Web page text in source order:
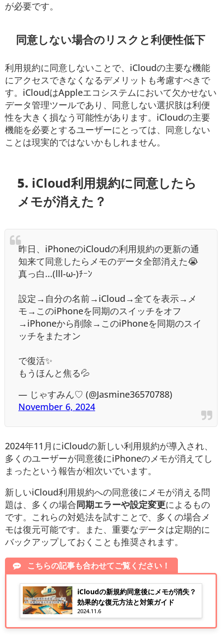
が必要です。
同意しない場合のリスクと利便性低下
利用規約に同意しないことで、iCloudの主要な機能
にアクセスできなくなるデメリットも考慮すべきで
す。iCloudはAppleエコシステムにおいて欠かせない
データ管理ツールであり、同意しない選択肢は利便
性を大きく損なう可能性があります。iCloudの主要
機能を必要とするユーザーにとっては、同意しない
ことは現実的ではないかもしれません。
5. iCloud利用規約に同意したら
メモが消えた？
昨日、iPhoneのiCloudの利用規約の更新の通
知来て同意したらメモのデータ全部消えた😭
真っ白...(lll-ω-)ﾁｰﾝ
設定→自分の名前→iCloud→全てを表示→メ
モ→このiPhoneを同期のスイッチをオフ
→iPhoneから削除→このiPhoneを同期のスイ
ッチをまたオン
で復活✨
もうほんと焦る💦
— じゃすみん♡ (@Jasmine36570788)
November 6, 2024
2024年11月にiCloudの新しい利用規約が導入され、
多くのユーザーが同意後にiPhoneのメモが消えてし
まったという報告が相次いでいます。
新しいiCloud利用規約への同意後にメモが消える問
題は、多くの場合同期エラーや設定変更によるもの
です。これらの対処法を試すことで、多くの場合メ
モは復元可能です。また、重要なデータは定期的に
バックアップしておくことも推奨されます。
こちらの記事も合わせてご覧ください！
iCloudの新規約同意後にメモが消失？
効果的な復元方法と対策ガイド
2024.11.6